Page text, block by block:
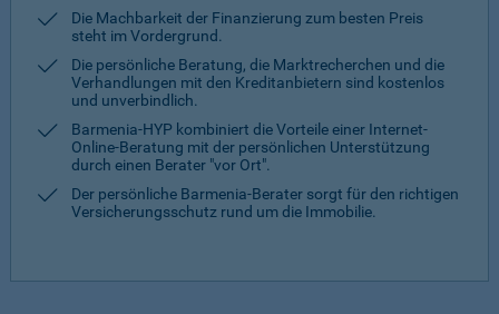
Die Machbarkeit der Finanzierung zum besten Preis
steht im Vordergrund.
Die persönliche Beratung, die Marktrecherchen und die
Verhandlungen mit den Kreditanbietern sind kostenlos
und unverbindlich.
Barmenia-HYP kombiniert die Vorteile einer Internet-
Online-Beratung mit der persönlichen Unterstützung
durch einen Berater "vor Ort".
Der persönliche Barmenia-Berater sorgt für den richtigen
Versicherungsschutz rund um die Immobilie.